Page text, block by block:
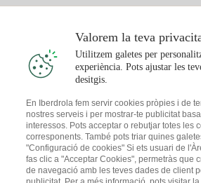
Punts de Recàrrega
Simulador Plaques Solars
Comunitats Solars
Solar Cloud
T'interessa
Consells Llum
Consells Gas
Descarrega l'App
Valorem la teva
Utilitzem galetes per
experiència. Pots ajustar les
desitgis.
En Iberdrola fem servir cookies pròpies i de
nostres serveis i per mostrar-te publicitat
interessos. Pots acceptar o rebutjar totes les
corresponents. També pots triar quines
"Configuració de cookies" Si ets usuari de
fas clic a "Acceptar Cookies", permetràs que
de navegació amb les teves dades de client